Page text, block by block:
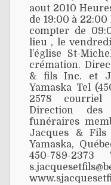
aout 2010
de 19:00 à
compter de
lieu , le
l’église St-
crémation.
& fils Inc. et
Yamaska Tel
2578 courriel
Direction des
funéraires
Jacques &
Yamaska,
450-789-